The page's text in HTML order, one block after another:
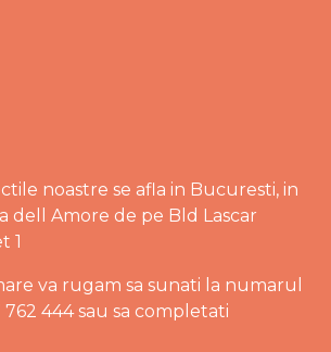
noastre se afla in Bucuresti, in
dell Amore de pe Bld Lascar
1
va rugam sa sunati la numarul
444 sau sa completati